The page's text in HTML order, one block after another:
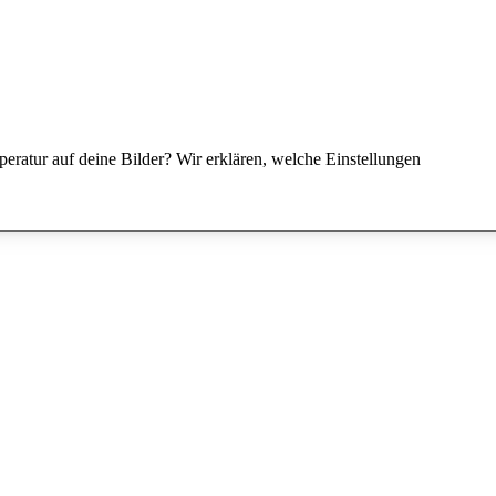
auf deine Bilder? Wir erklären, welche Einstellungen